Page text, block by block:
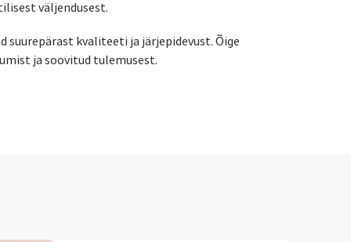
väljendusest.
suurepärast kvaliteeti ja järjepidevust. Õige
ja soovitud tulemusest.